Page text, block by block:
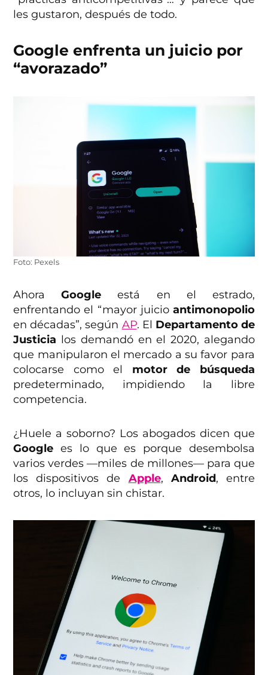
les gustaron, después de todo.
Google enfrenta un juicio por
“avorazado”
Foto: Pexels
AhoraGoogle está en el estrado,
enfrentando el “mayor juicio antimonopolio
en décadas”, según AP. El Departamento de
Justicia los demandó en el 2020, alegando
que manipularon el mercado a su favor para
colocarse como el motor de búsqueda
predeterminado, impidiendo la libre
competencia.
¿Huele a soborno? Los abogados dicen que
Google es lo que es porque desembolsa
varios verdes —miles de millones— para que
los dispositivos de Apple, Android, entre
otros, lo incluyan sin chistar.